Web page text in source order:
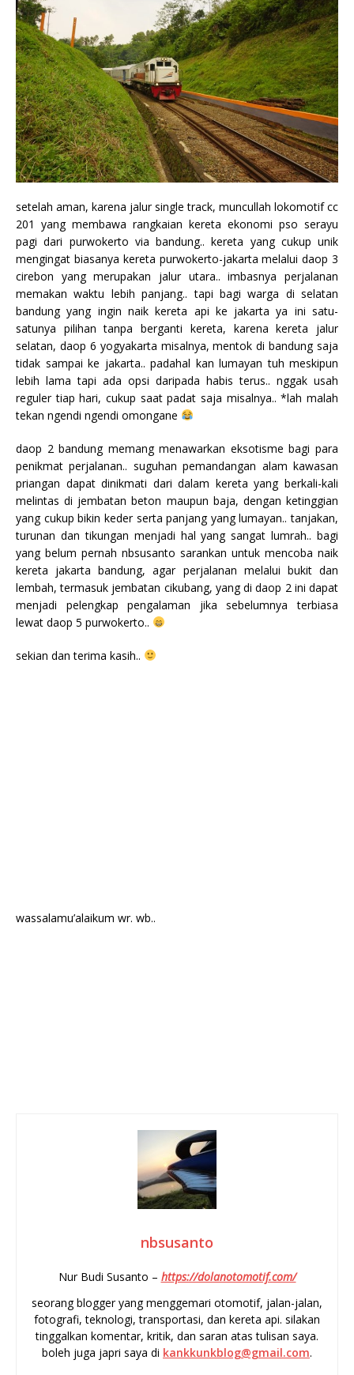
setelah aman, karena jalur single track, muncullah lokomotif cc
201 yang membawa rangkaian kereta ekonomi pso serayu
pagi dari purwokerto via bandung.. kereta yang cukup unik
mengingat biasanya kereta purwokerto-jakarta melalui daop 3
cirebon yang merupakan jalur utara.. imbasnya perjalanan
memakan waktu lebih panjang.. tapi bagi warga di selatan
bandung yang ingin naik kereta api ke jakarta ya ini satu-
satunya pilihan tanpa berganti kereta, karena kereta jalur
selatan, daop 6 yogyakarta misalnya, mentok di bandung saja
tidak sampai ke jakarta.. padahal kan lumayan tuh meskipun
lebih lama tapi ada opsi daripada habis terus.. nggak usah
reguler tiap hari, cukup saat padat saja misalnya.. *lah malah
tekan ngendi ngendi omongane
daop 2 bandung memang menawarkan eksotisme bagi para
penikmat perjalanan.. suguhan pemandangan alam kawasan
priangan dapat dinikmati dari dalam kereta yang berkali-kali
melintas di jembatan beton maupun baja, dengan ketinggian
yang cukup bikin keder serta panjang yang lumayan.. tanjakan,
turunan dan tikungan menjadi hal yang sangat lumrah.. bagi
yang belum pernah nbsusanto sarankan untuk mencoba naik
kereta jakarta bandung, agar perjalanan melalui bukit dan
lembah, termasuk jembatan cikubang, yang di daop 2 ini dapat
menjadi pelengkap pengalaman jika sebelumnya terbiasa
lewat daop 5 purwokerto..
sekian dan terima kasih..
wassalamu’alaikum wr. wb..
nbsusanto
Nur Budi Susanto – https://dolanotomotif.com/
seorang blogger yang menggemari otomotif, jalan-jalan,
fotografi, teknologi, transportasi, dan kereta api. silakan
tinggalkan komentar, kritik, dan saran atas tulisan saya.
boleh juga japri saya di kankkunkblog@gmail.com.